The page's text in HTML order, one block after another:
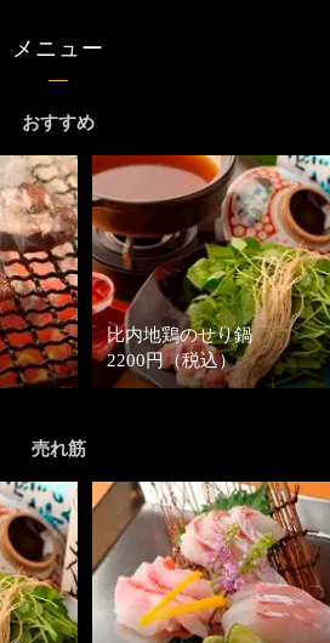
メニュー
おすすめ
比内地鶏のせり鍋
2200円（税込）
売れ筋